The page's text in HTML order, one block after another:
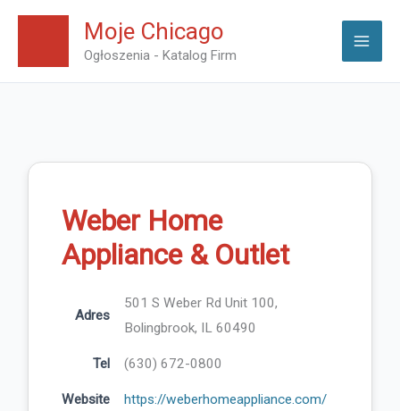
Skip
Moje Chicago
Ogłoszenia - Katalog Firm
Weber Home
Appliance & Outlet
Adres
501 S Weber Rd Unit 100,
Bolingbrook, IL 60490
Tel (630) 672-0800
Website https://weberhomeappliance.com/